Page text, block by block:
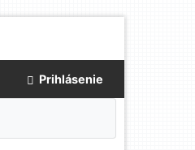
Prihlásenie